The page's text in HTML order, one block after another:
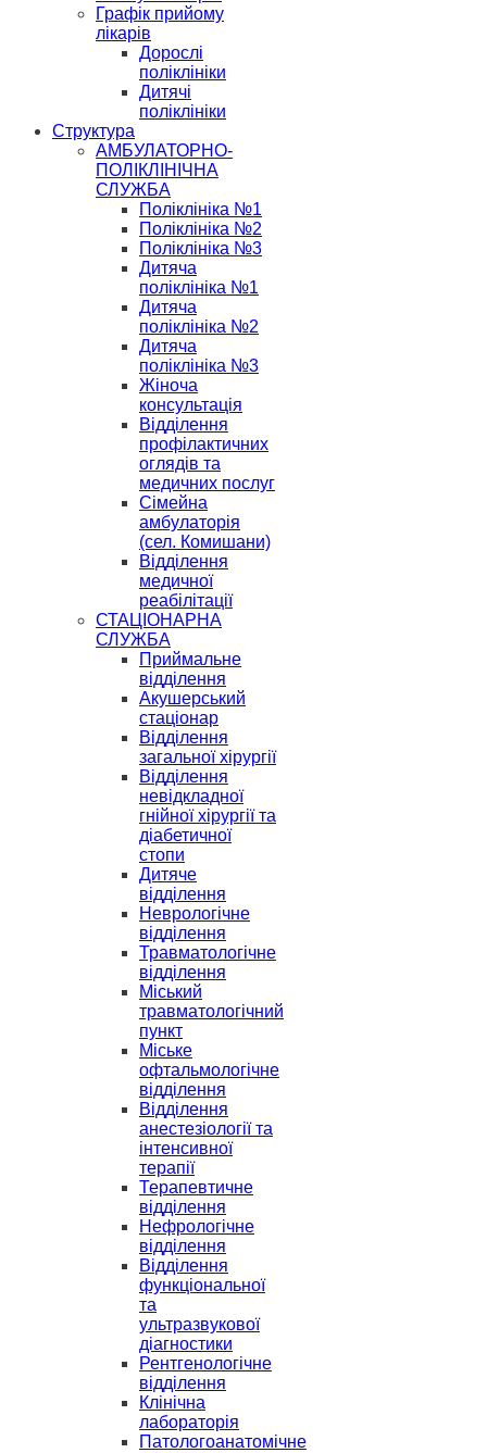
Графік прийому
лікарів
Дорослі
поліклініки
Дитячі
поліклініки
Структура
АМБУЛАТОРНО-
ПОЛІКЛІНІЧНА
СЛУЖБА
Поліклініка №1
Поліклініка №2
Поліклініка №3
Дитяча
поліклініка №1
Дитяча
поліклініка №2
Дитяча
поліклініка №3
Жіноча
консультація
Відділення
профілактичних
оглядів та
медичних послуг
Сімейна
амбулаторія
(сел. Комишани)
Відділення
медичної
реабілітації
СТАЦІОНАРНА
СЛУЖБА
Приймальне
відділення
Акушерський
стаціонар
Відділення
загальної хірургії
Відділення
невідкладної
гнійної хірургії та
діабетичної
стопи
Дитяче
відділення
Неврологічне
відділення
Травматологічне
відділення
Міський
травматологічний
пункт
Міське
офтальмологічне
відділення
Відділення
анестезіології та
інтенсивної
терапії
Терапевтичне
відділення
Нефрологічне
відділення
Відділення
функціональної
та
ультразвукової
діагностики
Рентгенологічне
відділення
Клінічна
лабораторія
Патологоанатомічне